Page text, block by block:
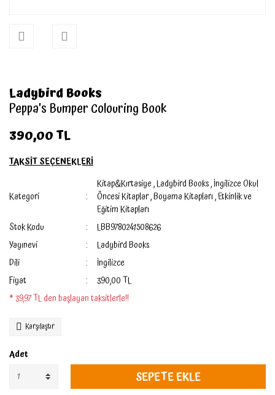
Ladybird Books
Peppa's Bumper Colouring Book
390,00 TL
TAKSİT SEÇENEKLERİ
Kategori
Kitap&Kırtasiye,Ladybird Books,İngilizce Okul
Öncesi Kitaplar,Boyama Kitapları,Etkinlik ve
Eğitim Kitapları
Stok Kodu
LBB9780241508626
Yayınevi
Ladybird Books
Dili
İngilizce
Fiyat
390,00 TL
* 39,97 TL den başlayan taksitlerle!!
Karşılaştır
Adet
SEPETE EKLE